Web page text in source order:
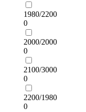
1980/2200
0
2000/2000
0
2100/3000
0
2200/1980
0